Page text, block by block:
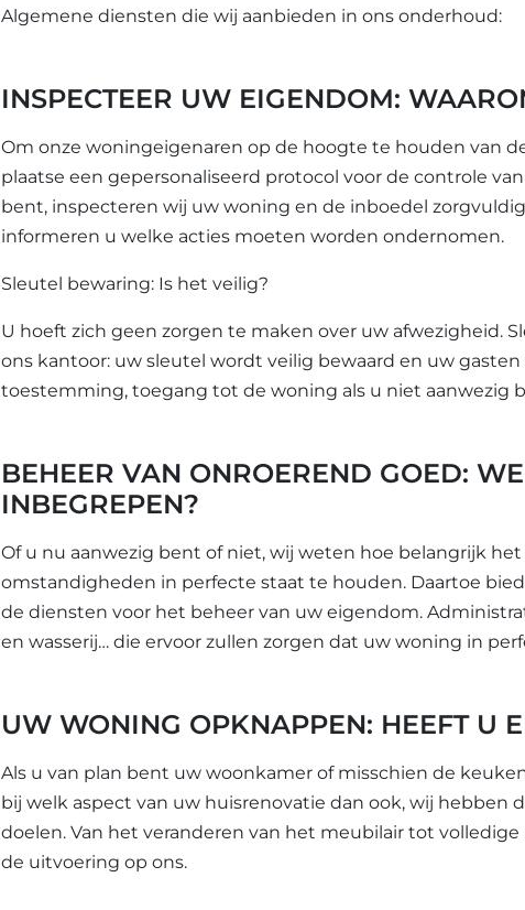
Algemene diensten die wij aanbieden in ons onderhoud:
INSPECTEER UW EIGENDOM:
Om onze woningeigenaren op de hoogte te houden van
plaatse een gepersonaliseerd protocol voor de controle
bent, inspecteren wij uw woning en de inboedel
informeren u welke acties moeten worden ondernomen.
Sleutel bewaring: Is het veilig?
U hoeft zich geen zorgen te maken over uw afwezigheid.
ons kantoor: uw sleutel wordt veilig bewaard en uw
toestemming, toegang tot de woning als u niet aanwezig
BEHEER VAN ONROEREND GOED:
INBEGREPEN?
Of u nu aanwezig bent of niet, wij weten hoe belangrijk
omstandigheden in perfecte staat te houden. Daartoe
de diensten voor het beheer van uw eigendom.
en wasserij… die ervoor zullen zorgen dat uw woning in
UW WONING OPKNAPPEN: HEEFT U
Als u van plan bent uw woonkamer of misschien de
bij welk aspect van uw huisrenovatie dan ook, wij hebben
doelen. Van het veranderen van het meubilair tot
de uitvoering op ons.